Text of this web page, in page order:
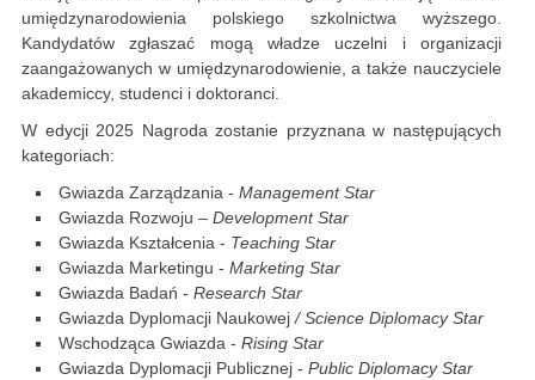
umiędzynarodowienia polskiego szkolnictwa wyższego.
Kandydatów zgłaszać mogą władze uczelni i organizacji
zaangażowanych w umiędzynarodowienie, a także nauczyciele
akademiccy, studenci i doktoranci.
W edycji 2025 Nagroda zostanie przyznana w następujących
kategoriach:
Gwiazda Zarządzania - Management Star
Gwiazda Rozwoju – Development Star
Gwiazda Kształcenia - Teaching Star
Gwiazda Marketingu - Marketing Star
Gwiazda Badań - Research Star
Gwiazda Dyplomacji Naukowej/ Science Diplomacy Star
Wschodząca Gwiazda - Rising Star
Gwiazda Dyplomacji Publicznej - Public Diplomacy Star